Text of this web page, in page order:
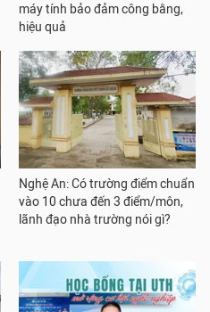
máy tính bảo đảm công bằng,
hiệu quả
Nghệ An: Có trường điểm chuẩn
vào 10 chưa đến 3 điểm/môn,
lãnh đạo nhà trường nói gì?